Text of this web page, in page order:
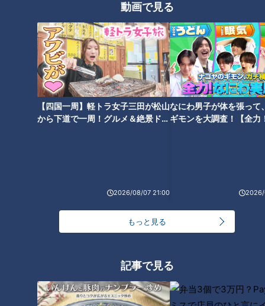
動画で見る
【四国一周】軽トラ女子三田が松山
から下道で一周！グルメ＆絶景ドラ
2026/08/07 21:00
なにわ男子が体を張って
ギモンを大調査！【全力
2026/
もっと見る
記事で見る
ムのエースとして期待感にあふれた今年はここまでわずか1勝
“苦しい。それだけですね、今は”
開口一番、本人から出た言葉はまさに不甲斐ない現状を表わす
ものだった。